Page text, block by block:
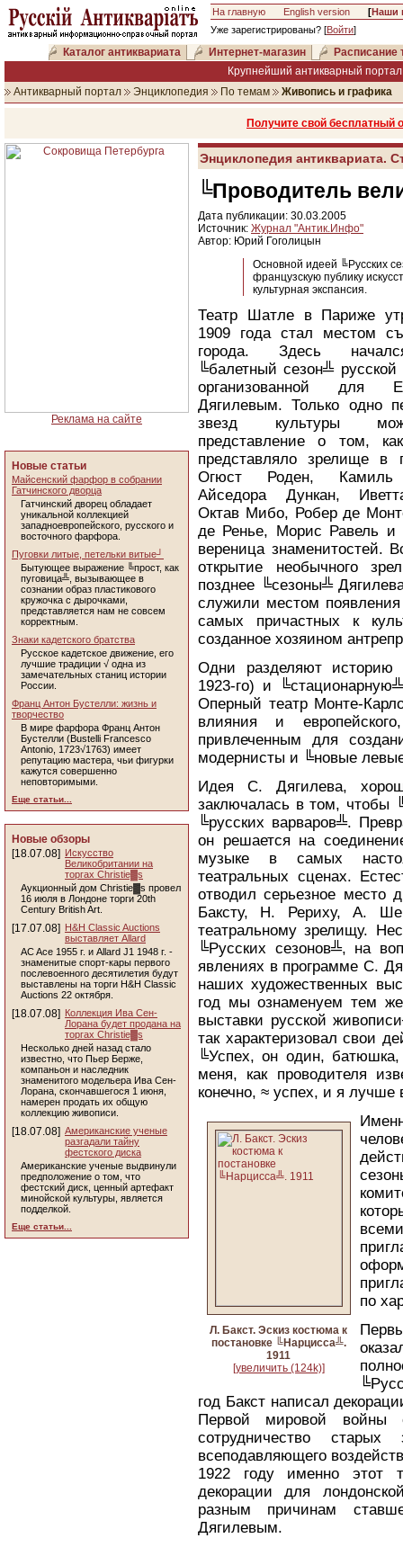
На главную English version [Наши
Уже зарегистрированы? [Войти]
Каталог антиквариата Интернет-магазин
Расписание
Крупнейший антикварный
Антикварный портал
Энциклопедия По темам Живопись и графика
Получите свой
Реклама на сайте
Новые статьи
Майсенский фарфор в собрании
Гатчинского дворца
Гатчинский дворец обладает
уникальной коллекцией
западноевропейского, русского и
восточного фарфора.
Пуговки литые, петельки витые┘
Бытующее выражение ╚прост, как
пуговица╩, вызывающее в
сознании образ пластикового
кружочка с дырочками,
представляется нам не совсем
корректным.
Знаки кадетского братства
Русское кадетское движение, его
лучшие традиции √ одна из
замечательных станиц истории
России.
Франц Антон Бустелли: жизнь и
творчество
В мире фарфора Франц Антон
Бустелли (Bustelli Francesco
Antonio, 1723√1763) имеет
репутацию мастера, чьи фигурки
кажутся совершенно
неповторимыми.
Еще статьи...
Новые обзоры
[18.07.08] Искусство
Великобритании на
торгах Christie▓s
Аукционный дом Christie▓s провел
16 июля в Лондоне торги 20th
Century British Art.
[17.07.08] H&H Classic Auctions
выставляет Allard
AC Ace 1955 г. и Allard J1 1948 г. -
знаменитые спорт-кары первого
послевоенного десятилетия будут
выставлены на торги H&H Classic
Auctions 22 октября.
[18.07.08] Коллекция Ива Сен-
Лорана будет продана на
торгах Christie▓s
Несколько дней назад стало
известно, что Пьер Берже,
компаньон и наследник
знаменитого модельера Ива Сен-
Лорана, скончавшегося 1 июня,
намерен продать их общую
коллекцию живописи.
[18.07.08] Американские ученые
разгадали тайну
фестского диска
Американские ученые выдвинули
предположение о том, что
фестский диск, ценный артефакт
минойской культуры, является
подделкой.
Еще статьи...
Энциклопедия антиквариата.
╚Проводитель
Дата публикации: 30.03.2005
Источник: Журнал "Антик.Инфо"
Автор: Юрий Гоголицын
Основной идеей ╚Русских
французскую публику
культурная экспансия.
Театр Шатле в Париже
1909 года стал местом
города. Здесь
╚балетный сезон╩ русской
организованной для
Дягилевым. Только одно
звезд культуры
представление о том,
представляло зрелище в
Огюст Роден, Камиль
Айседора Дункан,
Октав Мибо, Робер де
де Ренье, Морис Равель и
вереница знаменитостей.
открытие необычного
позднее ╚сезоны╩
служили местом
самых причастных к
созданное хозяином
Одни разделяют
1923-го) и
Оперный театр Монте-
влияния и
привлеченным для
модернисты и ╚новые
Идея С. Дягилева,
заключалась в том, чтобы
╚русских варваров╩.
он решается на
музыке в самых
театральных сценах.
отводил серьезное
Баксту, Н. Рериху, А.
театральному зрелищу.
╚Русских сезонов╩, на
явлениях в программе С.
наших художественных
год мы ознаменуем тем
выставки русской
так характеризовал свои
╚Успех, он один,
меня, как проводителя
конечно, ≈ успех, и я лучше
Л. Бакст. Эскиз костюма к
постановке ╚Нарцисса╩.
1911
[увеличить (124k)]
по
год Бакст написал
Первой мировой
сотрудничество старых
всеподавляющего
1922 году именно этот
декорации для
разным причинам
Дягилевым.